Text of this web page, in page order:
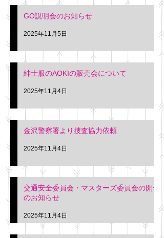
GO説明会のお知らせ
2025年11月5日
紳士服のAOKIの販売会について
2025年11月4日
金沢警察署より捜査協力依頼
2025年11月4日
交通安全委員会・マスターズ委員会の開催
のお知らせ
2025年11月4日